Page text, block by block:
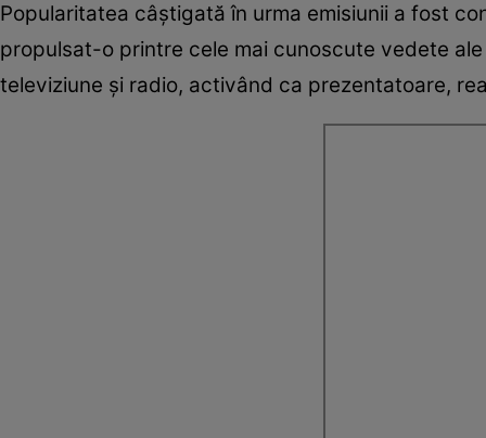
Popularitatea câștigată în urma emisiunii a fost
propulsat-o printre cele mai cunoscute vedete
televiziune și radio, activând ca prezentatoare,